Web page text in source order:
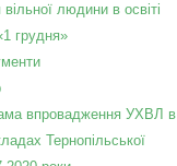
вільної людини в освіті
грудня»
впровадження УХВЛ в
Тернопільської